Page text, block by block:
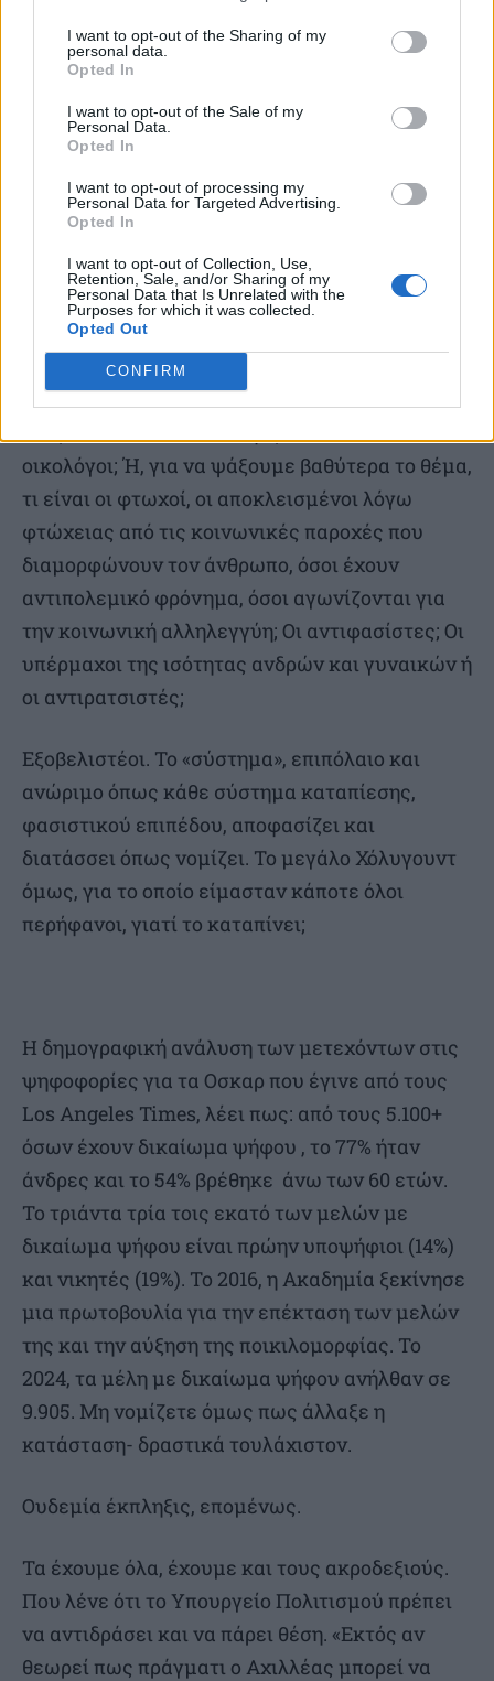
I want to opt-out of the Sharing of my
personal data.
Opted In
I want to opt-out of the Sale of my
Personal Data.
Opted In
I want to opt-out of processing my
Personal Data for Targeted Advertising.
Opted In
I want to opt-out of Collection, Use,
Retention, Sale, and/or Sharing of my
Personal Data that Is Unrelated with the
Purposes for which it was collected.
Opted Out
CONFIRM
προδοσία και την απάθεια της κοινωνίας
απέναντι στο φόβο, γραμμένο από τον
σεναριογράφο Καρλ Φόρεμαν που είχε μπει στη
μαύρη λίστα. Στη μαύρη λίστα ήταν επίσης
αμέτρητα ταλέντα της εποχής, ανάμεσα στους
Αντί να βάλουν μυαλό από τις περιπέτειες, οι
εκπρόσωποι βάζουν τώρα τρικλοποδιά στον
εαυτό τους. Γιατί πρέπει να υπάρχουν
περιορισμοί; Χειραγώγηση; Προσπάθεια να
κοπεί κάθε διαφορετική φωνή; Είναι αυτές οι
«μειονότητες» οι μόνες μειονότητες που
οικολόγοι; Ή, για να ψάξουμε βαθύτερα το θέμα,
τι είναι οι φτωχοί, οι αποκλεισμένοι λόγω
φτώχειας από τις κοινωνικές παροχές που
διαμορφώνουν τον άνθρωπο, όσοι έχουν
αντιπολεμικό φρόνημα, όσοι αγωνίζονται για
την κοινωνική αλληλεγγύη; Οι αντιφασίστες; Οι
υπέρμαχοι της ισότητας ανδρών και γυναικών ή
οι αντιρατσιστές;
Εξοβελιστέοι. Το «σύστημα», επιπόλαιο και
ανώριμο όπως κάθε σύστημα καταπίεσης,
φασιστικού επιπέδου, αποφασίζει και
διατάσσει όπως νομίζει. Το μεγάλο Χόλυγουντ
όμως, για το οποίο είμασταν κάποτε όλοι
περήφανοι, γιατί το καταπίνει;
Η δημογραφική ανάλυση των μετεχόντων στις
ψηφοφορίες για τα Οσκαρ που έγινε από τους
Los Angeles Times, λέει πως: από τους 5.100+
όσων έχουν δικαίωμα ψήφου , το 77% ήταν
άνδρες και το 54% βρέθηκε άνω των 60 ετών.
Το τριάντα τρία τοις εκατό των μελών με
δικαίωμα ψήφου είναι πρώην υποψήφιοι (14%)
και νικητές (19%). Το 2016, η Ακαδημία ξεκίνησε
μια πρωτοβουλία για την επέκταση των μελών
της και την αύξηση της ποικιλομορφίας. Το
2024, τα μέλη με δικαίωμα ψήφου ανήλθαν σε
9.905. Μη νομίζετε όμως πως άλλαξε η
κατάσταση- δραστικά τουλάχιστον.
Ουδεμία έκπληξις, επομένως.
Τα έχουμε όλα, έχουμε και τους ακροδεξιούς.
Που λένε ότι το Υπουργείο Πολιτισμού πρέπει
να αντιδράσει και να πάρει θέση. «Εκτός αν
θεωρεί πως πράγματι ο Αχιλλέας μπορεί να